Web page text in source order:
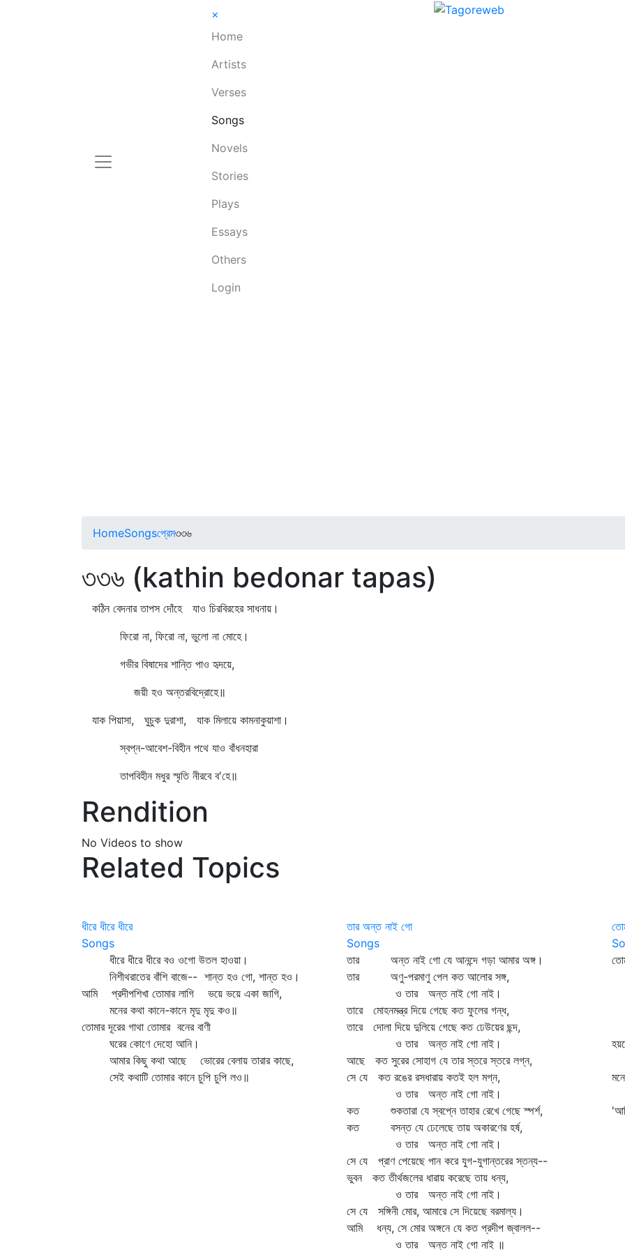
×
Home
Artists
Verses
Songs
Novels
Stories
Plays
Essays
Others
Login
HomeSongsপ্রেম৩৩৬
৩৩৬ (kathin bedonar tapas)
কঠিন বেদনার তাপস দোঁহে যাও চিরবিরহের সাধনায়।
ফিরো না, ফিরো না, ভুলো না মোহে।
গভীর বিষাদের শান্তি পাও হৃদয়ে,
জয়ী হও অন্তরবিদ্রোহে॥
যাক পিয়াসা, ঘুচুক দুরাশা, যাক মিলায়ে কামনাকুয়াশা।
স্বপ্ন-আবেশ-বিহীন পথে যাও বাঁধনহারা
তাপবিহীন মধুর স্মৃতি নীরবে ব'হে॥
Rendition
No Videos to show
Related Topics
ধীরে ধীরে ধীরে
Songs
ধীরে ধীরে ধীরে বও ওগো উতল হাওয়া।
নিশীথরাতের বাঁশি বাজে-- শান্ত হও গো, শান্ত হও।
আমি প্রদীপশিখা তোমার লাগি ভয়ে ভয়ে একা জাগি,
মনের কথা কানে-কানে মৃদু মৃদু কও॥
তোমার দূরের গাথা তোমার বনের বাণী
ঘরের কোণে দেহো আনি।
আমার কিছু কথা আছে ভোরের বেলায় তারার কাছে,
সেই কথাটি তোমার কানে চুপি চুপি লও॥
তার অন্ত নাই গো
Songs
তার অন্ত নাই গো যে আনন্দে গড়া আমার অঙ্গ।
তার অণু-পরমাণু পেল কত আলোর সঙ্গ,
ও তার অন্ত নাই গো নাই।
তারে মোহনমন্ত্র দিয়ে গেছে কত ফুলের গন্ধ,
তারে দোলা দিয়ে দুলিয়ে গেছে কত ঢেউয়ের ছন্দ,
ও তার অন্ত নাই গো নাই।
আছে কত সুরের সোহাগ যে তার স্তরে স্তরে লগ্ন,
সে যে কত রঙের রসধারায় কতই হল মগ্ন,
ও তার অন্ত নাই গো নাই।
কত শুকতারা যে স্বপ্নে তাহার রেখে গেছে স্পর্শ,
কত বসন্ত যে ঢেলেছে তায় অকারণের হর্ষ,
ও তার অন্ত নাই গো নাই।
সে যে প্রাণ পেয়েছে পান করে যুগ-যুগান্তরের স্তন্য--
ভুবন কত তীর্থজলের ধারায় করেছে তায় ধন্য,
ও তার অন্ত নাই গো নাই।
সে যে সঙ্গিনী মোর, আমারে সে দিয়েছে বরমাল্য।
আমি ধন্য, সে মোর অঙ্গনে যে কত প্রদীপ জ্বালল--
ও তার অন্ত নাই গো নাই ॥